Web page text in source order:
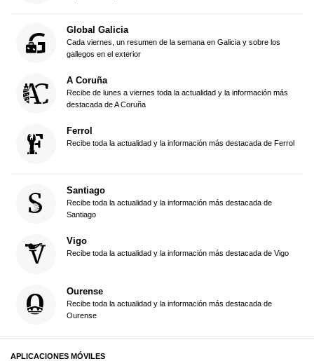
Global Galicia
Cada viernes, un resumen de la semana en Galicia y sobre los
gallegos en el exterior
A Coruña
Recibe de lunes a viernes toda la actualidad y la información más
destacada de A Coruña
Ferrol
Recibe toda la actualidad y la información más destacada de Ferrol
Santiago
Recibe toda la actualidad y la información más destacada de
Santiago
Vigo
Recibe toda la actualidad y la información más destacada de Vigo
Ourense
Recibe toda la actualidad y la información más destacada de
Ourense
APLICACIONES MÓVILES